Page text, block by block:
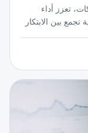
تعزز أداء
بين الابتكار